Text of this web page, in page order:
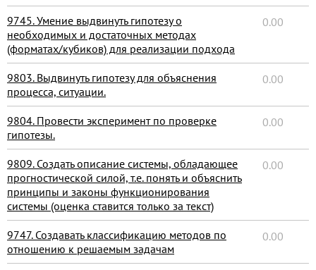
9745. Умение выдвинуть гипотезу о
необходимых и достаточных методах
(форматах/кубиков) для реализации подхода
0.00
9803. Выдвинуть гипотезу для объяснения
процесса, ситуации.
0.00
9804. Провести эксперимент по проверке
гипотезы.
0.00
9809. Создать описание системы, обладающее
прогностической силой, т.е. понять и объяснить
принципы и законы функционирования
системы (оценка ставится только за текст)
0.00
9747. Создавать классификацию методов по
отношению к решаемым задачам
0.00